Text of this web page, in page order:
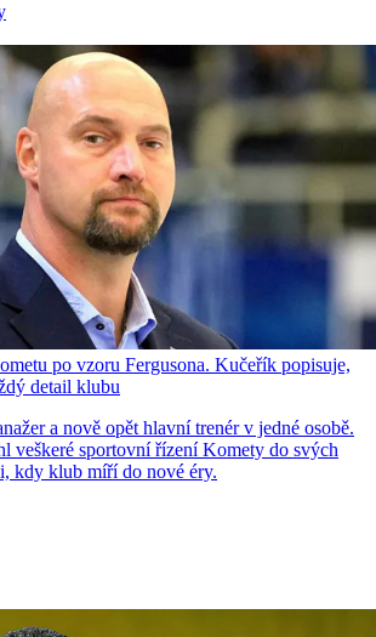
po vzoru Fergusona. Kučeřík popisuje,
detail klubu
a nově opět hlavní trenér v jedné osobě.
veškeré sportovní řízení Komety do svých
kdy klub míří do nové éry.